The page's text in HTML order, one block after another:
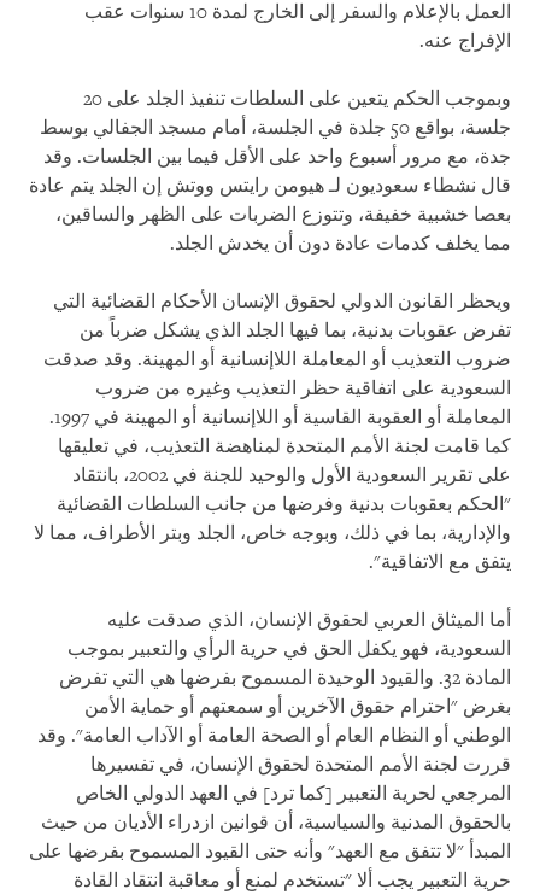
العمل بالإعلام والسفر إلى الخارج لمدة 10 سنوات عقب
الإفراج عنه.
وبموجب الحكم يتعين على السلطات تنفيذ الجلد على 20
جلسة، بواقع 50 جلدة في الجلسة، أمام مسجد الجفالي بوسط
جدة، مع مرور أسبوع واحد على الأقل فيما بين الجلسات. وقد
قال نشطاء سعوديون لـ هيومن رايتس ووتش إن الجلد يتم عادة
بعصا خشبية خفيفة، وتتوزع الضربات على الظهر والساقين،
مما يخلف كدمات عادة دون أن يخدش الجلد.
ويحظر القانون الدولي لحقوق الإنسان الأحكام القضائية التي
تفرض عقوبات بدنية، بما فيها الجلد الذي يشكل ضرباً من
ضروب التعذيب أو المعاملة اللاإنسانية أو المهينة. وقد صدقت
السعودية على اتفاقية حظر التعذيب وغيره من ضروب
المعاملة أو العقوبة القاسية أو اللاإنسانية أو المهينة في 1997.
كما قامت لجنة الأمم المتحدة لمناهضة التعذيب، في تعليقها
على تقرير السعودية الأول والوحيد للجنة في 2002، بانتقاد
"الحكم بعقوبات بدنية وفرضها من جانب السلطات القضائية
والإدارية، بما في ذلك، وبوجه خاص، الجلد وبتر الأطراف، مما لا
يتفق مع الاتفاقية".
أما الميثاق العربي لحقوق الإنسان، الذي صدقت عليه
السعودية، فهو يكفل الحق في حرية الرأي والتعبير بموجب
المادة 32. والقيود الوحيدة المسموح بفرضها هي التي تفرض
بغرض "احترام حقوق الآخرين أو سمعتهم أو حماية الأمن
الوطني أو النظام العام أو الصحة العامة أو الآداب العامة". وقد
قررت لجنة الأمم المتحدة لحقوق الإنسان، في تفسيرها
المرجعي لحرية التعبير [كما ترد] في العهد الدولي الخاص
بالحقوق المدنية والسياسية، أن قوانين ازدراء الأديان من حيث
المبدأ "لا تتفق مع العهد" وأنه حتى القيود المسموح بفرضها على
حرية التعبير يجب ألا "تستخدم لمنع أو معاقبة انتقاد القادة